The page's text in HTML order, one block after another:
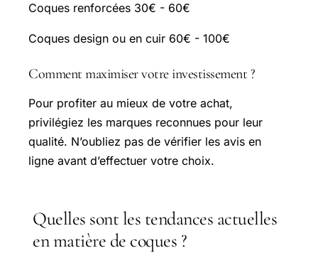
Coques renforcées 30€ - 60€
Coques design ou en cuir 60€ - 100€
Comment maximiser votre investissement ?
Pour profiter au mieux de votre achat,
privilégiez les marques reconnues pour leur
qualité. N’oubliez pas de vérifier les avis en
ligne avant d’effectuer votre choix.
Quelles sont les tendances actuelles
en matière de coques ?